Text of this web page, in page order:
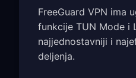
FreeGuard VPN ima
funkcije TUN Mode i
najjednostavniji i
deljenja.